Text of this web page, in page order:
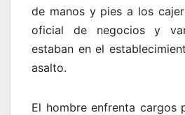
de manos y pies a los
oficial de negocios y
estaban en el
asalto.
El hombre enfrenta cargos